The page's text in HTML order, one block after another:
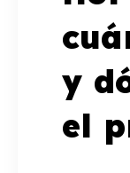
y
el